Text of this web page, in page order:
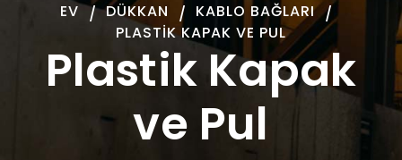
Plastik Kapak
ve Pul
EV DÜKKAN
KABLO BAĞLARI
PLASTIK KAPAK VE PUL